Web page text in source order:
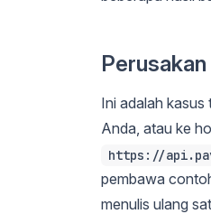
Ini adalah kasus
Anda, atau ke
https://
pembawa
menulis ulang